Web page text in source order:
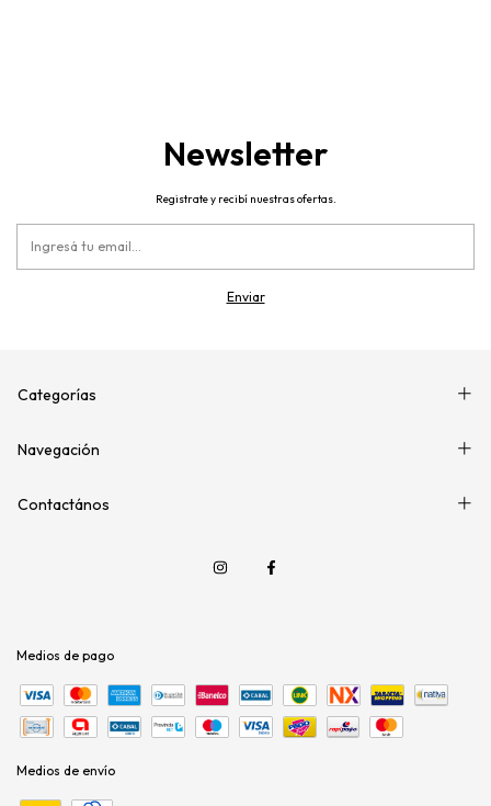
Newsletter
Registrate y recibí nuestras ofertas.
Categorías
Navegación
Contactános
Medios de pago
Medios de envío